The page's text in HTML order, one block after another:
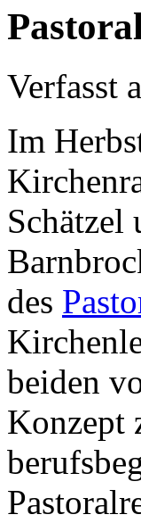
Verfasst
Im
Schätzel
des
beiden
Konzept